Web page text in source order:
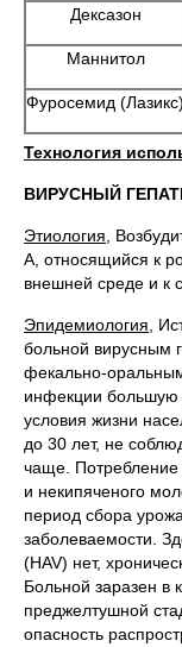
Дексазон
Маннитол
Фуросемид (Лазикс)
Технология
ВИРУСНЫЙ
Этиология,
А, относящийся к
внешней среде и к
Эпидемиология,
больной вирусным
фекально-
инфекции большую
условия жизни
до 30 лет, не
чаще.
и некипяченого
период сбора
заболеваемости.
(HAV) нет,
Больной заразен в
преджелтушной
опасность